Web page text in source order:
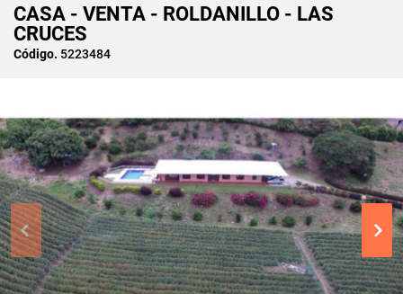
CASA - VENTA - ROLDANILLO - LAS
CRUCES
Código. 5223484